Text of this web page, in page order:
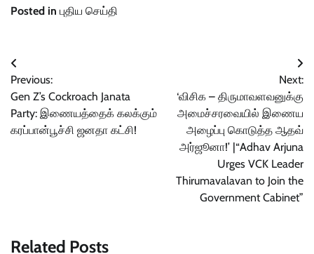
Posted in புதிய செய்தி
Post
navigation
Previous:
Gen Z’s Cockroach Janata
Party: இணையத்தைக் கலக்கும்
கரப்பான்பூச்சி ஜனதா கட்சி!
Next:
‘விசிக – திருமாவளவனுக்கு
அமைச்சரவையில் இணைய
அழைப்பு கொடுத்த ஆதவ்
அர்ஜூனா!’ |“Adhav Arjuna
Urges VCK Leader
Thirumavalavan to Join the
Government Cabinet”
Related Posts